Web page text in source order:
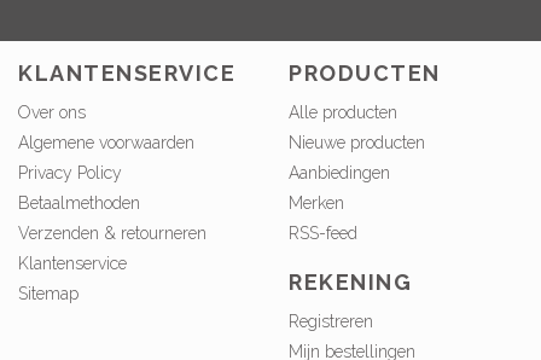
KLANTENSERVICE
Over ons
Algemene voorwaarden
Privacy Policy
Betaalmethoden
Verzenden & retourneren
Klantenservice
Sitemap
PRODUCTEN
Alle producten
Nieuwe producten
Aanbiedingen
Merken
RSS-feed
REKENING
Registreren
Mijn bestellingen